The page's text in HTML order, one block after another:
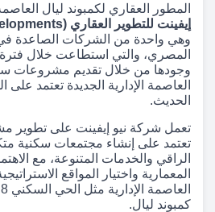
المطور العقاري لكمبوند ليال
إيفينت للتطوير العقاري (New Event Developments)
وهي واحدة من الشركات الصاعدة
المصري، والتي استطاعت خلال
وجودها من خلال تقديم مشروعات
العاصمة الإدارية الجديدة تعتمد على
الحديث.
تعمل شركة نيو إيفينت على تطوير
تعتمد على إنشاء مجتمعات سكنية
الراقي والخدمات المتنوعة، مع
المعمارية واختيار المواقع
كمبوند ليال.